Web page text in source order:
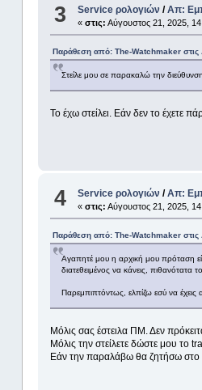
3 Service ρολογιών /Απ:
«στις: Αύγουστος 21, 2025,
Παράθεση από: The-Watchmaker
Στείλε μου σε παρακαλώ την
Το έχω στείλει. Εάν δεν το έχετε
4 Service ρολογιών /Απ:
«στις: Αύγουστος 21, 2025,
Παράθεση από: The-Watchmaker
Αγαπητέ μου η αρχική μου πρόταση
διατεθειμένος να κάνεις,
Παρεμπιπτόντως, ελπίζω εσύ να έχεις
Μόλις σας έστειλα ΠΜ. Δεν
Μόλις την στείλετε δώστε μου το
Εάν την παραλάβω θα ζητήσω